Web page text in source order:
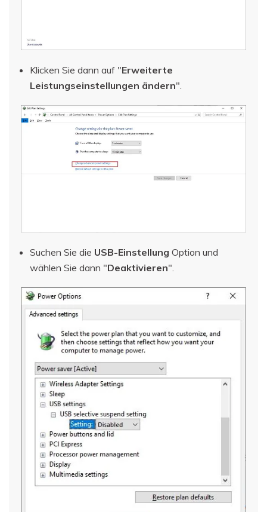
Klicken Sie dann auf "Erweiterte
Leistungseinstellungen ändern".
Suchen Sie die USB-Einstellung Option und
wählen Sie dann "Deaktivieren".